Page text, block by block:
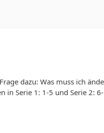
dazu: Was muss ich
in Serie 1: 1-5 und Serie 2: